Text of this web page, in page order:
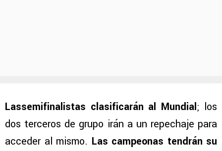
Lassemifinalistas clasificarán al Mundial; los
dos terceros de grupo irán a un repechaje para
acceder al mismo. Las campeonas tendrán su